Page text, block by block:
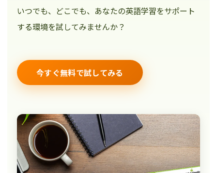
いつでも、どこでも、あなたの英語学習をサポート
する環境を試してみませんか？
今すぐ無料で試してみる